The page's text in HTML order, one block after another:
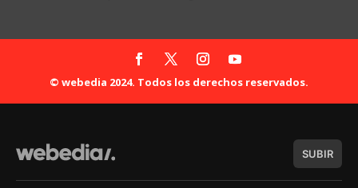
© webedia 2024. Todos los derechos reservados.
SUBIR